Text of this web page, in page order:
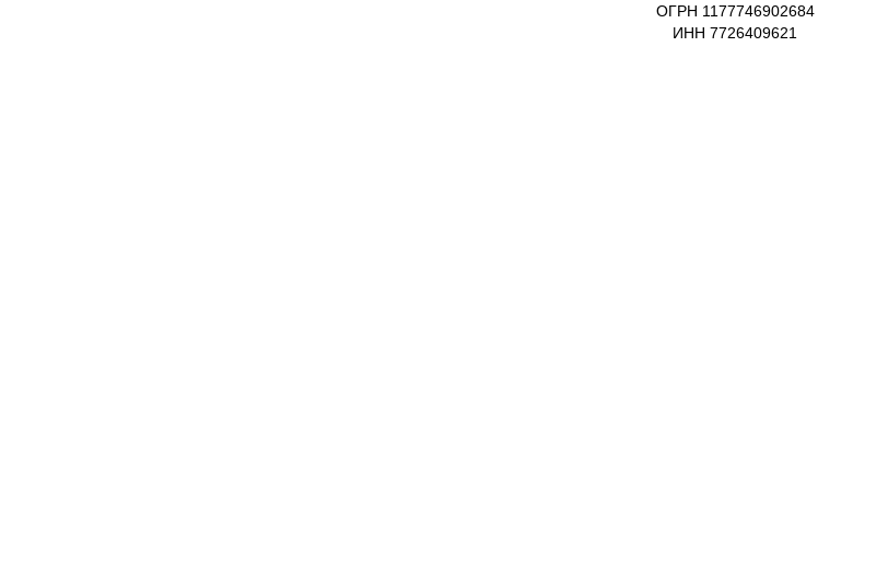
ОГРН 1177746902684
ИНН 7726409621